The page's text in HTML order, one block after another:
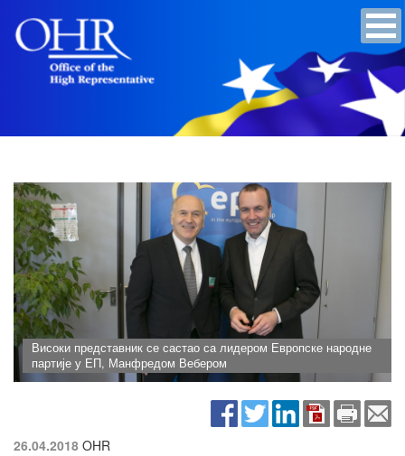
Високи представник се састао са лидером Европске народне
партије у ЕП, Манфредом Вебером
26.04.2018 OHR